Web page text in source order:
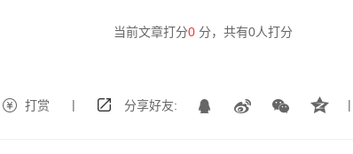
当前文章打分0 分，共有0人打分
打赏 | 分享好友: |